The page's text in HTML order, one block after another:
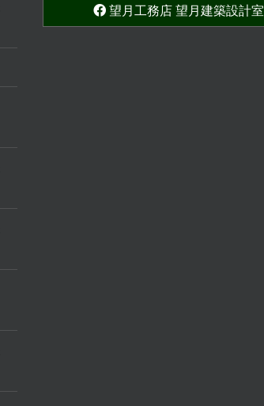
望月工務店 望月建築設計室